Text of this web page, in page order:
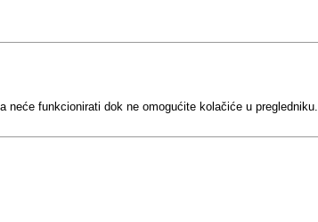
neće funkcionirati dok ne omogućite kolačiće u pregledniku.